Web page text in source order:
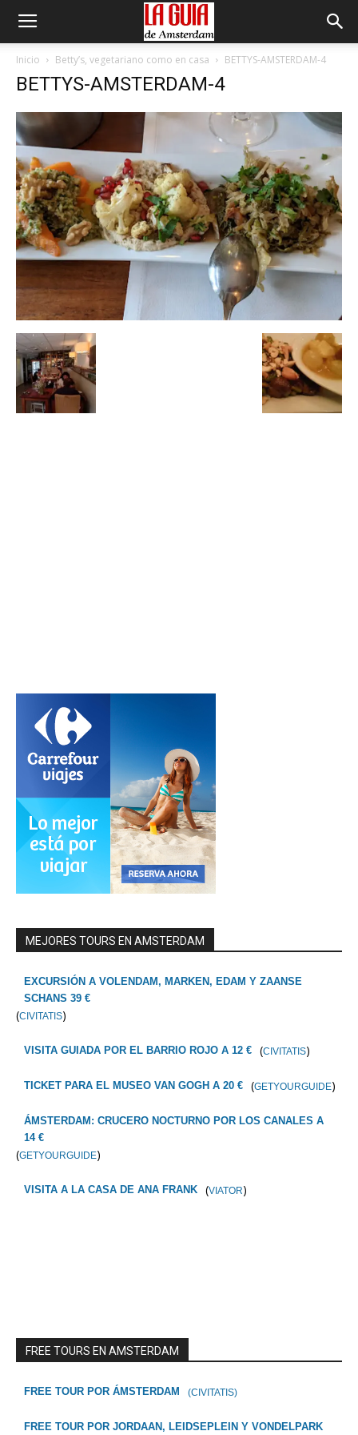
Inicio Betty’s, vegetariano como en casa BETTYS-AMSTERDAM-4
BETTYS-AMSTERDAM-4
MEJORES TOURS EN AMSTERDAM
EXCURSIÓN A VOLENDAM, MARKEN, EDAM Y ZAANSE
SCHANS 39 €
(CIVITATIS)
VISITA GUIADA POR EL BARRIO ROJO A 12 € (CIVITATIS)
TICKET PARA EL MUSEO VAN GOGH A 20 € (GETYOURGUIDE)
ÁMSTERDAM: CRUCERO NOCTURNO POR LOS CANALES A
14 €
(GETYOURGUIDE)
VISITA A LA CASA DE ANA FRANK (VIATOR)
FREE TOURS EN AMSTERDAM
FREE TOUR POR ÁMSTERDAM (CIVITATIS)
FREE TOUR POR JORDAAN, LEIDSEPLEIN Y VONDELPARK